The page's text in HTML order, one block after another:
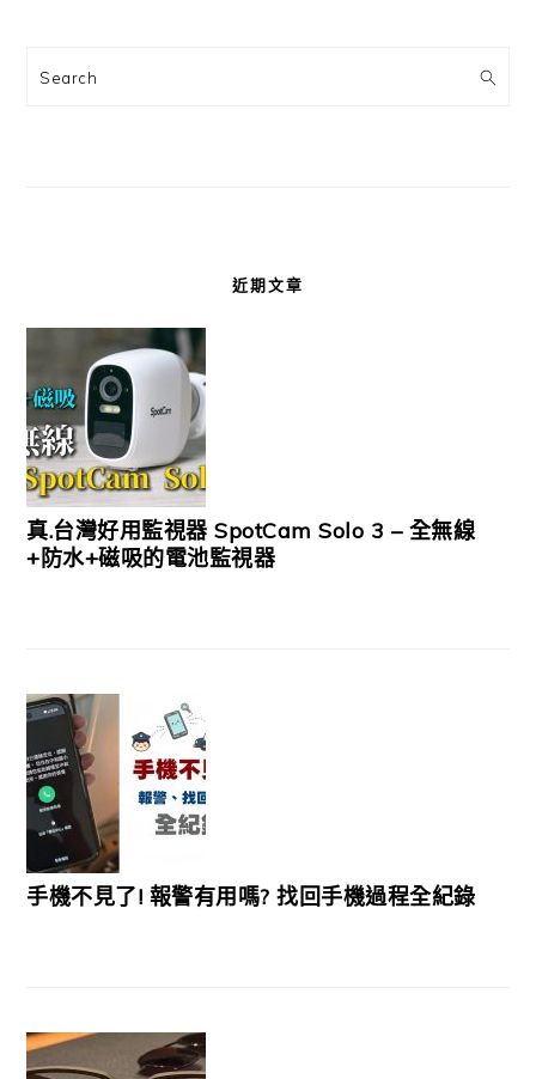
Search
近期文章
真.台灣好用監視器 SpotCam Solo 3 – 全無線
+防水+磁吸的電池監視器
手機不見了! 報警有用嗎? 找回手機過程全紀錄